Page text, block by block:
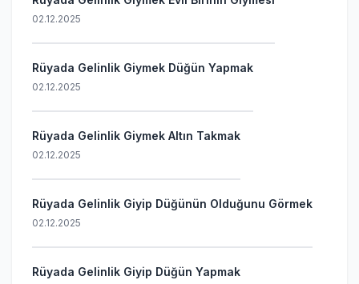
02.12.2025
Rüyada Gelinlik Giymek Düğün Yapmak
02.12.2025
Rüyada Gelinlik Giymek Altın Takmak
02.12.2025
Rüyada Gelinlik Giyip Düğünün Olduğunu Görmek
02.12.2025
Rüyada Gelinlik Giyip Düğün Yapmak